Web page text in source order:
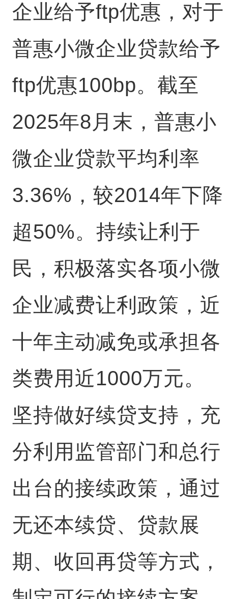
企业给予ftp优惠，对于
普惠小微企业贷款给予
ftp优惠100bp。截至
2025年8月末，普惠小
微企业贷款平均利率
3.36%，较2014年下降
超50%。持续让利于
民，积极落实各项小微
企业减费让利政策，近
十年主动减免或承担各
类费用近1000万元。
坚持做好续贷支持，充
分利用监管部门和总行
出台的接续政策，通过
无还本续贷、贷款展
期、收回再贷等方式，